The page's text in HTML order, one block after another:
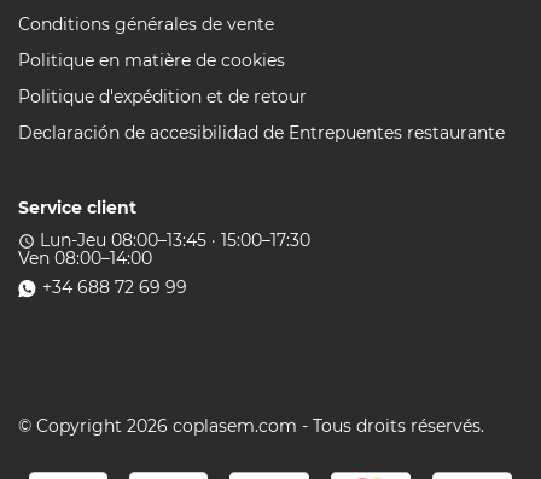
Conditions générales de vente
Politique en matière de cookies
Politique d'expédition et de retour
Declaración de accesibilidad de Entrepuentes restaurante
Service client
access_time Lun-Jeu 08:00–13:45 · 15:00–17:30
Ven 08:00–14:00
+34 688 72 69 99
© Copyright 2026 coplasem.com - Tous droits réservés.